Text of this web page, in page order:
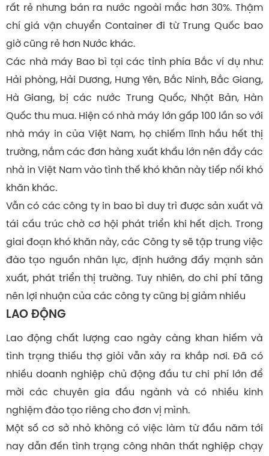
rất rẻ nhưng bán ra nước ngoài mắc hơn 30%. Thậm
chí giá vận chuyển Container đi từ Trung Quốc bao
giờ cũng rẻ hơn Nước khác.
Các nhà máy Bao bì tại các tỉnh phía Bắc ví dụ như:
Hải phòng, Hải Dương, Hưng Yên, Bắc Ninh, Bắc Giang,
Hà Giang, bị các nước Trung Quốc, Nhật Bản, Hàn
Quốc thu mua. Hiện có nhà máy lớn gấp 100 lần so với
nhà máy in của Việt Nam, họ chiếm lĩnh hầu hết thị
trường, nắm các đơn hàng xuất khẩu lớn nên đẩy các
nhà in Việt Nam vào tình thế khó khăn này tiếp nối khó
khăn khác.
Vẫn có các công ty in bao bì duy trì được sản xuất và
tái cấu trúc chờ cơ hội phát triển khi hết dịch. Trong
giai đoạn khó khăn này, các Công ty sẽ tập trung việc
đào tạo nguồn nhân lực, định hướng đẩy mạnh sản
xuất, phát triển thị trường. Tuy nhiên, do chi phí tăng
nên lợi nhuận của các công ty cũng bị giảm nhiều
LAO ĐỘNG
Lao động chất lượng cao ngày càng khan hiếm và
tình trạng thiếu thợ giỏi vẫn xảy ra khắp nơi. Đã có
nhiều doanh nghiệp chủ động đầu tư chi phí lớn để
mời các chuyên gia đầu ngành và có nhiều kinh
nghiệm đào tạo riêng cho đơn vị mình.
Một số cơ sở nhỏ không có việc làm từ đầu năm tới
nay dẫn đến tình trạng công nhân thất nghiệp chạy